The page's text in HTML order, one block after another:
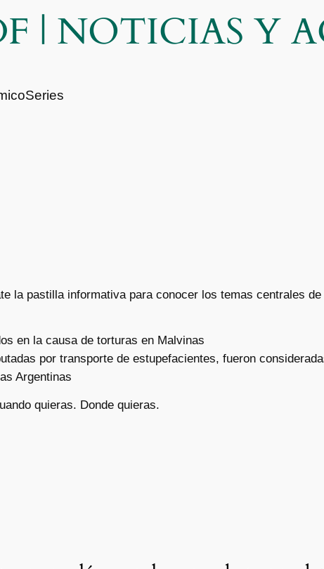
| NOTICIAS Y
Series
la pastilla informativa para conocer los temas centrales
en la causa de torturas en Malvinas
por transporte de estupefacientes, fueron
Argentinas
quieras. Donde quieras.